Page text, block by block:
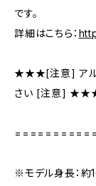
です。
詳細はこちら：
★★★[注意] アル
さい [注意]
※モデル身長：約